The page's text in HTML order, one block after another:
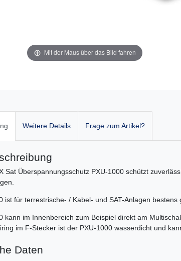
Mit der Maus über das Bild fahren
Weitere Details Frage zum Artikel?
Sat Überspannungsschutz PXU-1000 schützt
ist für terrestrische- / Kabel- und SAT-Anlagen bestens
kann im Innenbereich zum Beispiel direkt am
im F-Stecker ist der PXU-1000 wasserdicht und
Daten